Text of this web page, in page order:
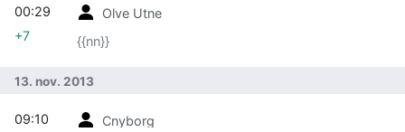
Olve Utne
{{nn}}
00:29
+7
13. nov. 2013
Cnyborg
09:10